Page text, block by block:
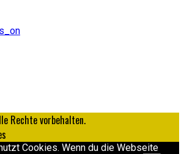
Rechte vorbehalten.
Cookies. Wenn du die Webseite